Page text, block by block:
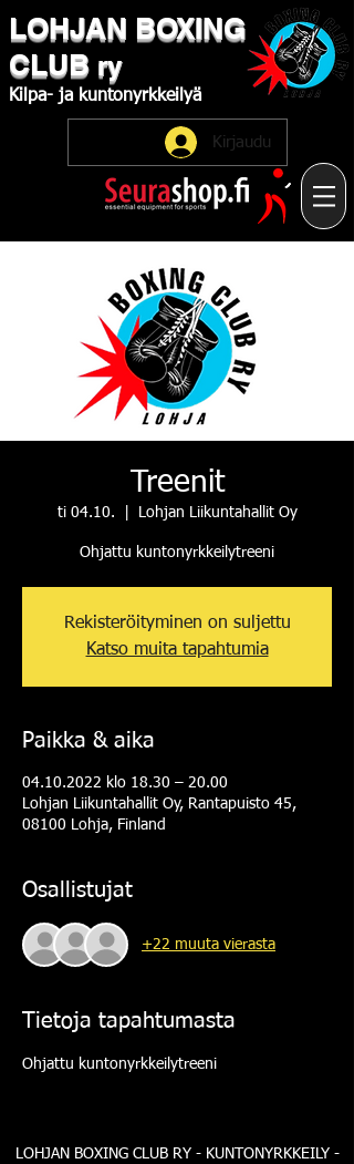
LOHJAN ​BOXING
CLUB ry
Kilpa- ja kuntonyrkkeilyä
Kirjaudu
Treenit
ti 04.10. Lohjan Liikuntahallit Oy
Ohjattu kuntonyrkkeilytreeni
Rekisteröityminen on suljettu
Katso muita tapahtumia
Paikka & aika
04.10.2022 klo 18.30 – 20.00
Lohjan Liikuntahallit Oy, Rantapuisto 45,
08100 Lohja, Finland
Osallistujat
+22 muuta vierasta
Tietoja tapahtumasta
Ohjattu kuntonyrkkeilytreeni
LOHJAN BOXING CLUB RY - KUNTONYRKKEILY -